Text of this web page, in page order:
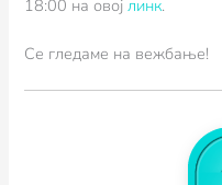
18:00 на овојлинк.
Се гледаме на вежбање!